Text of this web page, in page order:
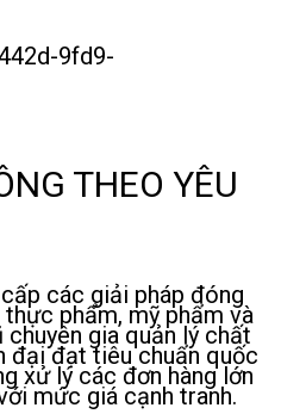
THEO YÊU
các giải pháp đóng
phẩm, mỹ phẩm và
gia quản lý chất
đại đạt tiêu chuẩn quốc
xử lý các đơn hàng lớn
mức giá cạnh tranh.